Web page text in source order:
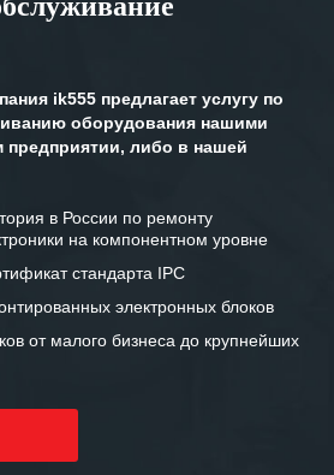
хочется отметить высокую
помочь в самых сложных
высоко ценим сложившиеся
партнерские
и искренне желаем
компании «555» долгих
успеха и процветания.
ik555 предлагает услугу по
оборудования нашими
либо в нашей
в России по ремонту
на компонентном уровне
стандарта IPC
электронных блоков
от малого бизнеса до крупнейших